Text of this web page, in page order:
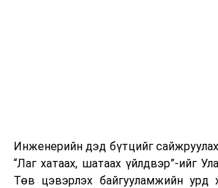
өдөр тутмын ажлын бэлэн
практик ур чадварыг сургалтын
Инженерийн дэд бүтцийг
“Лаг хатаах, шатаах үйлдвэр”-ийг
Төв цэвэрлэх байгууламжийн урд